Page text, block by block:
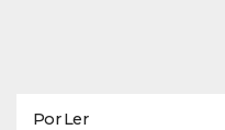
Por Ler